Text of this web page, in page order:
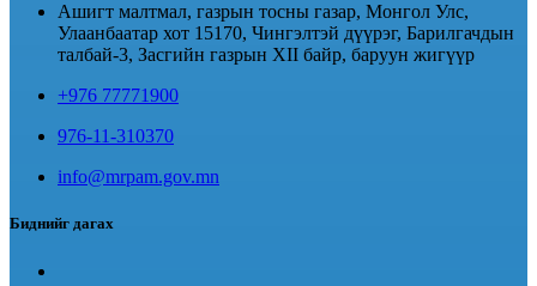
Ашигт малтмал, газрын тосны газар, Монгол Улс,
Улаанбаатар хот 15170, Чингэлтэй дүүрэг, Барилгачдын
талбай-3, Засгийн газрын XII байр, баруун жигүүр
+976 77771900
976-11-310370
info@mrpam.gov.mn
Биднийг дагах